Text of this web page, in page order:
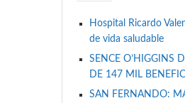
Hospital Ricardo
de vida saludable
SENCE O’HIGGINS
DE 147 MIL
SAN FERNANDO: